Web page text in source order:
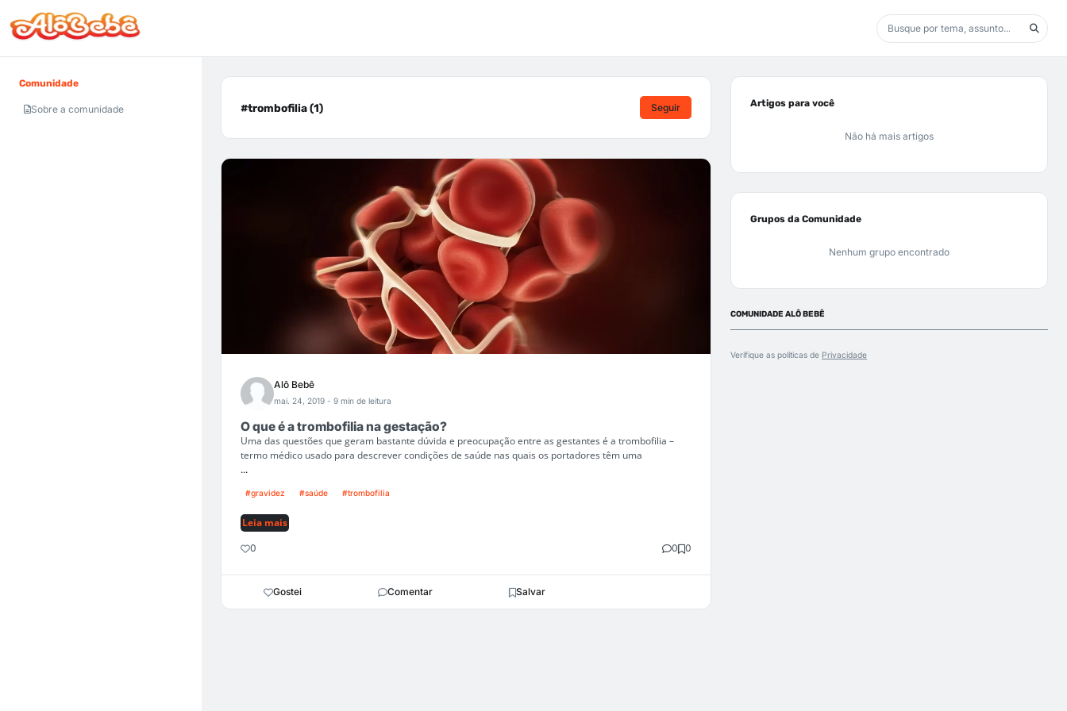
Comunidade
Sobre a comunidade #trombofilia (1) Seguir
Alô Bebê
mai. 24, 2019 - 9 min de leitura
O que é a trombofilia na gestação?
Uma das questões que geram bastante dúvida e preocupação entre as gestantes é a trombofilia –
termo médico usado para descrever condições de saúde nas quais os portadores têm uma
...
#gravidez #saúde #trombofilia
Leia mais
0 0 0
Gostei Comentar Salvar
Artigos para você
Não há mais artigos
Grupos da Comunidade
Nenhum grupo encontrado
COMUNIDADE ALÔ BEBÊ
Verifique as políticas de Privacidade